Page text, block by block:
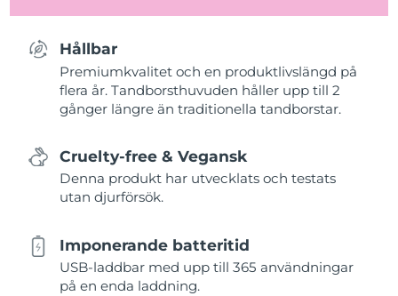
Hållbar
Premiumkvalitet och en produktlivslängd på
flera år. Tandborsthuvuden håller upp till 2
gånger längre än traditionella tandborstar.
Cruelty-free & Vegansk
Denna produkt har utvecklats och testats
utan djurförsök.
Imponerande batteritid
USB-laddbar med upp till 365 användningar
på en enda laddning.